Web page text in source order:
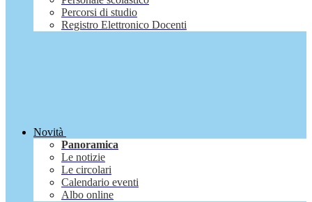
Percorsi di studio
Registro Elettronico Docenti
Novità
Panoramica
Le notizie
Le circolari
Calendario eventi
Albo online